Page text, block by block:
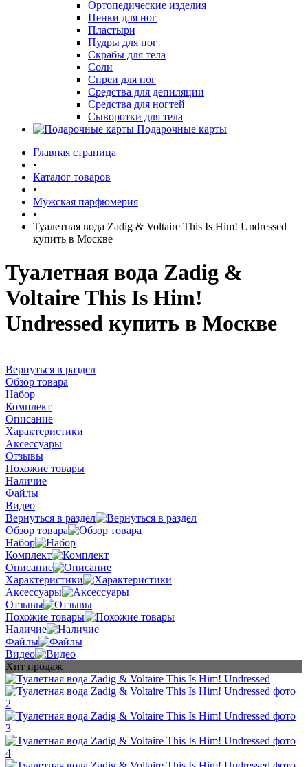
Ортопедические изделия
Пенки для ног
Пластыри
Пудры для ног
Скрабы для тела
Соли
Спреи для ног
Средства для депиляции
Средства для ногтей
Сыворотки для тела
Подарочные карты
Главная страница
•
Каталог товаров
•
Мужская парфюмерия
•
Туалетная вода Zadig & Voltaire This Is Him! Undressed
купить в Москве
Туалетная вода Zadig &
Voltaire This Is Him!
Undressed купить в Москве
Вернуться в раздел
Обзор товара
Набор
Комплект
Описание
Характеристики
Аксессуары
Отзывы
Похожие товары
Наличие
Файлы
Видео
Вернуться в раздел
Обзор товара
Набор
Комплект
Описание
Характеристики
Аксессуары
Отзывы
Похожие товары
Наличие
Файлы
Видео
Хит продаж